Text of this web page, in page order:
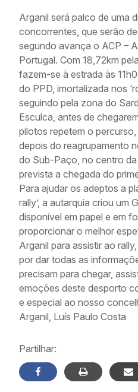
Arganil será palco de uma
concorrentes, que serão
segundo avança o ACP –
Portugal. Com 18,72km
fazem-se à estrada às
do PPD, imortalizada nos
seguindo pela zona do
Esculca, antes de
pilotos repetem o percurso,
depois do reagrupamento
do Sub-Paço, no centro
prevista a chegada do
Para ajudar os adeptos a
rally’, a autarquia criou um
disponível em papel e em
proporcionar o melhor
Arganil para assistir ao
por dar todas as
precisam para chegar,
emoções deste desporto
e especial ao nosso
Arganil, Luís Paulo Costa
Partilhar: